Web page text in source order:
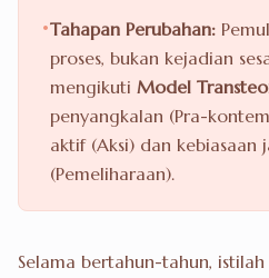
•Tahapan Perubahan:
proses, bukan kejadian
mengikuti Model
penyangkalan (Pra-
aktif (Aksi) dan kebiasaan
(Pemeliharaan).
Selama bertahun-tahun,